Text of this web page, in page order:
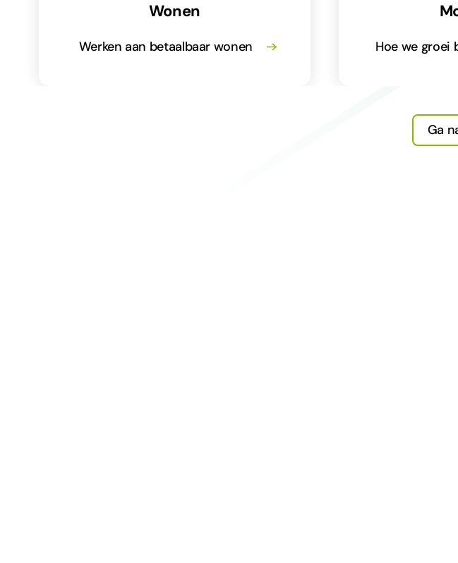
Wonen
Werken aan betaalbaar wonen Hoe we groei
Ga